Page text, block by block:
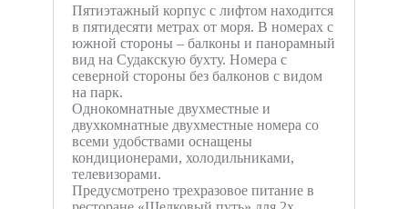
Пятиэтажный корпус с лифтом находится
в пятидесяти метрах от моря. В номерах с
южной стороны – балконы и панорамный
вид на Судакскую бухту. Номера с
северной стороны без балконов с видом
на парк.
Однокомнатные двухместные и
двухкомнатные двухместные номера со
всеми удобствами оснащены
кондиционерами, холодильниками,
телевизорами.
Предусмотрено трехразовое питание в